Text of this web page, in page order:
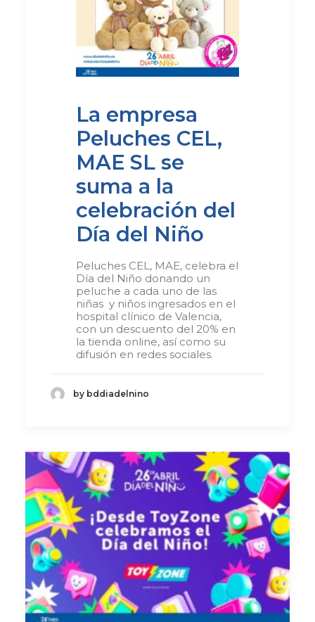
La empresa
Peluches CEL,
MAE SL­­­ se
suma a la
celebración del
Día del Niño
Peluches CEL, MAE, celebra el
Día del Niño donando un
peluche a cada uno de las
niñas y niños ingresados en el
hospital clínico de Valencia,
con un descuento del 20% en
la tienda online, así como su
difusión en redes sociales.
by bddiadelnino